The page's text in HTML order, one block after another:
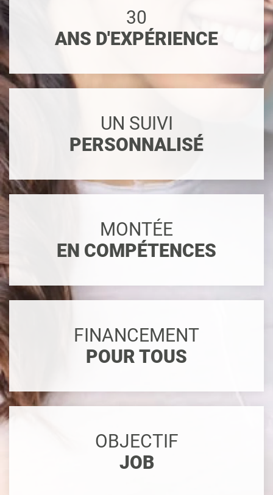
30
ANS D'EXPÉRIENCE
UN SUIVI
PERSONNALISÉ
MONTÉE
EN COMPÉTENCES
FINANCEMENT
POUR TOUS
OBJECTIF
JOB